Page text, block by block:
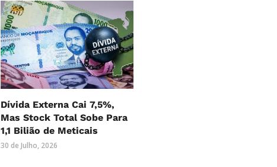
Dívida Externa Cai 7,5%,
Mas Stock Total Sobe Para
1,1 Bilião de Meticais
30 de Julho, 2026